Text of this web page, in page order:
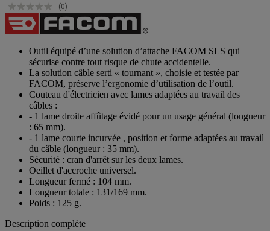
(0)
Outil équipé d’une solution d’attache FACOM SLS qui
sécurise contre tout risque de chute accidentelle.
La solution câble serti « tournant », choisie et testée par
FACOM, préserve l’ergonomie d’utilisation de l’outil.
Couteau d'électricien avec lames adaptées au travail des
câbles :
- 1 lame droite affûtage évidé pour un usage général (longueur
: 65 mm).
- 1 lame courte incurvée , position et forme adaptées au travail
du câble (longueur : 35 mm).
Sécurité : cran d'arrêt sur les deux lames.
Oeillet d'accroche universel.
Longueur fermé : 104 mm.
Longueur totale : 131/169 mm.
Poids : 125 g.
Description complète